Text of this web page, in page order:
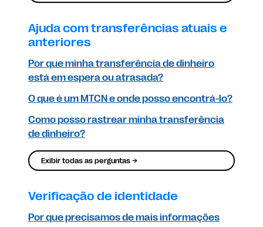
Ajuda com transferências atuais e
anteriores
Por que minha transferência de dinheiro
está em espera ou atrasada?
O que é um MTCN e onde posso encontrá-lo?
Como posso rastrear minha transferência
de dinheiro?
Exibir todas as perguntas →
Verificação de identidade
Por que precisamos de mais informações